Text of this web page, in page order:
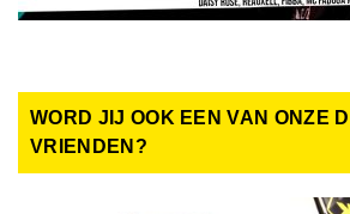
WORD JIJ OOK EEN VAN ONZE
VRIENDEN?